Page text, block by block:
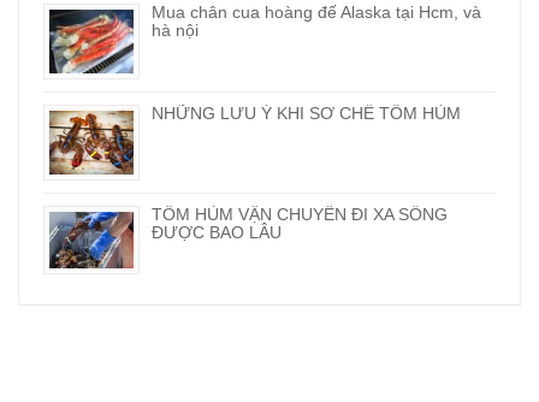
Mua chân cua hoàng đế Alaska tại Hcm, và
hà nội
NHỮNG LƯU Ý KHI SƠ CHẾ TÔM HÙM
TÔM HÙM VẬN CHUYỂN ĐI XA SỐNG
ĐƯỢC BAO LÂU